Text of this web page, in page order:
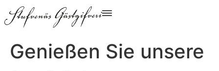
Genießen Sie unsere